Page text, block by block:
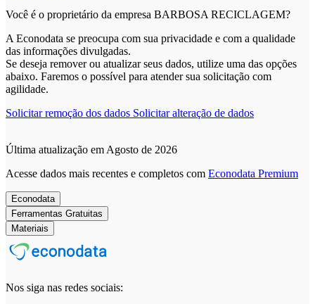
Você é o proprietário da empresa BARBOSA RECICLAGEM?
A Econodata se preocupa com sua privacidade e com a qualidade
das informações divulgadas.
Se deseja remover ou atualizar seus dados, utilize uma das opções
abaixo. Faremos o possível para atender sua solicitação com
agilidade.
Solicitar remoção dos dados Solicitar alteração de dados
Última atualização em Agosto de 2026
Acesse dados mais recentes e completos com Econodata Premium
Econodata
Ferramentas Gratuitas
Materiais
Nos siga nas redes sociais: